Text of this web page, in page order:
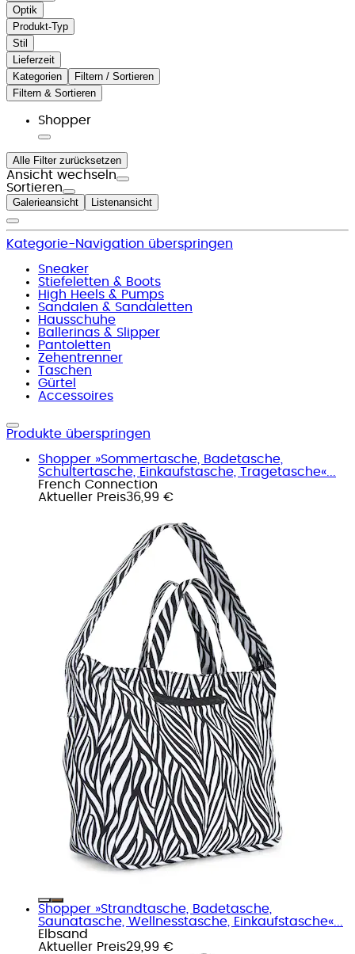
Optik
Produkt-Typ
Stil
Lieferzeit
Kategorien
Filtern / Sortieren
Filtern & Sortieren
Shopper
Alle Filter zurücksetzen
Ansicht wechseln
Sortieren
Galerieansicht Listenansicht
Kategorie-Navigation überspringen
Sneaker
Stiefeletten & Boots
High Heels & Pumps
Sandalen & Sandaletten
Hausschuhe
Ballerinas & Slipper
Pantoletten
Zehentrenner
Taschen
Gürtel
Accessoires
Produkte überspringen
Shopper »Sommertasche, Badetasche,
Schultertasche, Einkaufstasche, Tragetasche«...
French Connection
Aktueller Preis36,99 €
Shopper »Strandtasche, Badetasche,
Saunatasche, Wellnesstasche, Einkaufstasche«...
Elbsand
Aktueller Preis29,99 €